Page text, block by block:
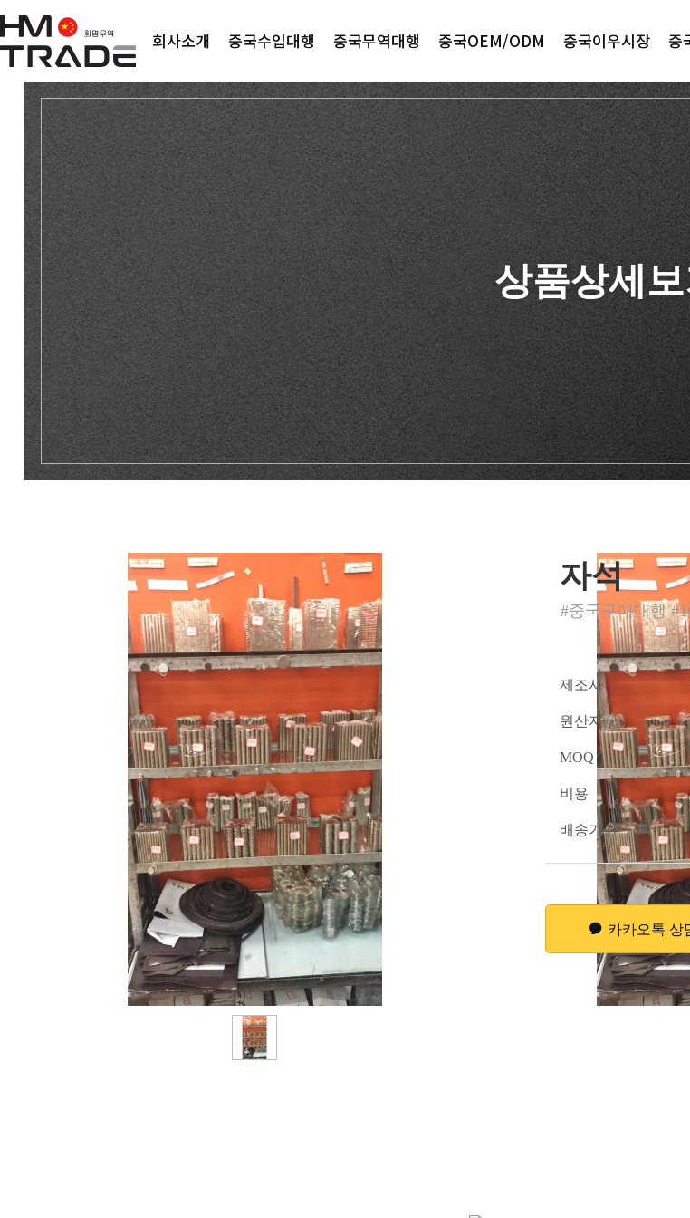
회사소개 중국수입대행 중국무역대행 중국OEM/ODM 중국이우시장 중
상품상세
자석
#중국구매대행
제조사
원산지
MOQ
비용
배송기간
카카오톡 상